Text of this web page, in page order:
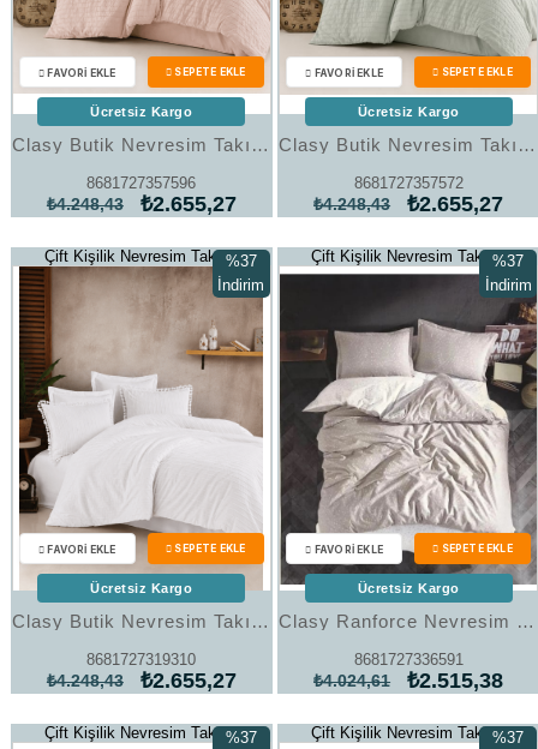
Clasy Butik Nevresim Takımı Çift Kişilik Estina V10 Taş Rengi
8681727357596
₺2.655,27
₺4.248,43
Ücretsiz Kargo
Clasy Butik Nevresim Takımı Çift Kişilik Estina V8 Adaçayı
8681727357572
₺2.655,27
₺4.248,43
Ücretsiz Kargo
Çift Kişilik Nevresim Takımı
Clasy Butik Nevresim Takımı Çift Kişilik Estina V6 Beyaz
8681727319310
₺2.655,27
₺4.248,43
%37
İndirim
%37İndirim
Ücretsiz Kargo
Çift Kişilik Nevresim Takımı
Clasy Ranforce Nevresim Takımı Çift Kişilik Parma V1 Gri
8681727336591
₺2.515,38
₺4.024,61
%37
İndirim
Ücretsiz Kargo
Çift Kişilik Nevresim Takımı%37 Çift Kişilik Nevresim Takımı%37